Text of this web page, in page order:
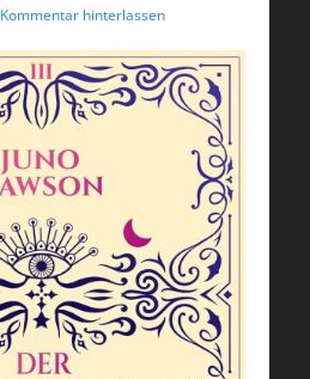
Kommentar hinterlassen